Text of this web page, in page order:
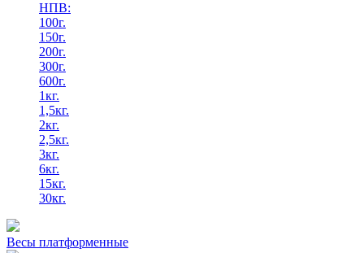
НПВ:
100г.
150г.
200г.
300г.
600г.
1кг.
1,5кг.
2кг.
2,5кг.
3кг.
6кг.
15кг.
30кг.
Весы платформенные